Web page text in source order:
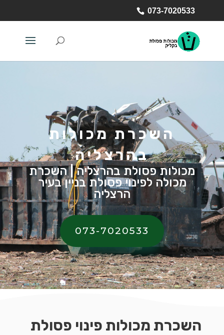
073-7020533
השכרת מכולות
בהרצליה
מכולות פסולת בהרצליה | השכרת
מכולה לפינוי פסולת בניין בעיר
הרצליה
073-7020533
השכרת מכולות פינוי פסולת